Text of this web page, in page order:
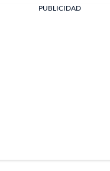
PUBLICIDAD